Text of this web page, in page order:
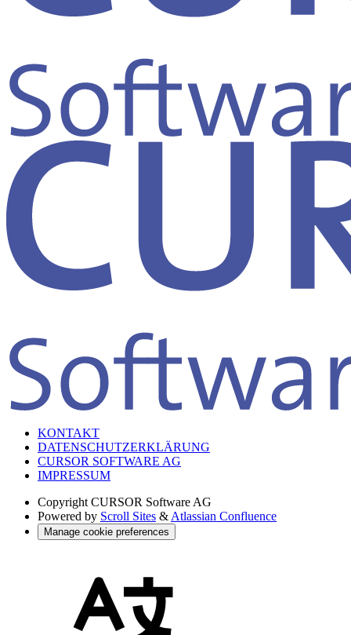
KONTAKT
DATENSCHUTZERKLÄRUNG
CURSOR SOFTWARE AG
IMPRESSUM
Copyright CURSOR Software AG
Powered by Scroll Sites & Atlassian Confluence
Manage cookie preferences